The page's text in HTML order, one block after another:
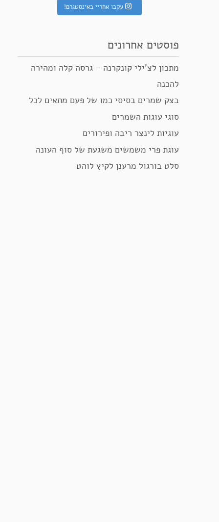
עקבו אחריי באינסטגרם!
פוסטים אחרונים
מתכון לצ’ילי קונקרנה – גרסה קלה ומהירה
להכנה
בצק שמרים בסיסי כמו של פעם מתאים לכל
סוגי עוגות השמרים
עוגיות לינצר ריבה ופירורים
עוגת פרי משמשים משגעת של סוף העונה
סלט בורגול מרענן לקיץ לוהט